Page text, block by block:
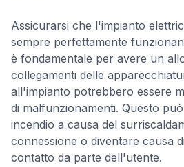
Assicurarsi che l'impianto
sempre perfettamente
è fondamentale per avere un
collegamenti delle
all'impianto potrebbero essere
di malfunzionamenti. Questo
incendio a causa del
connessione o diventare causa
contatto da parte dell'utente.